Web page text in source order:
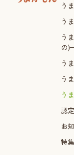
う
う
う
の)
う
う
う
認
お
特